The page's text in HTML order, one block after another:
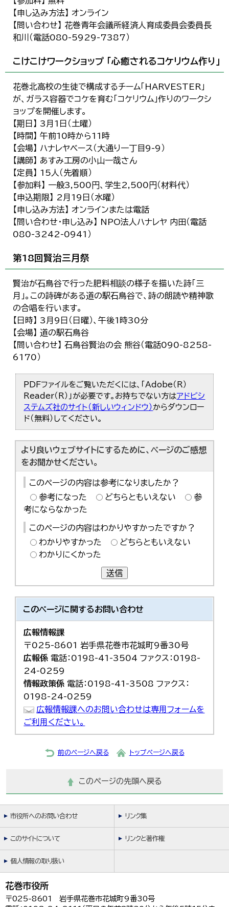
【申し込み方法】 オンライン
【問い合わせ】 花巻青年会議所経済人育成委員会委員長
和川（電話080-5929-7387）
こけこけワークショップ 「心癒されるコケリウム作り」
花巻北高校の生徒で構成するチーム「HARVESTER」
が、ガラス容器でコケを育む「コケリウム」作りのワークシ
ョップを開催します。
【期日】 3月1日（土曜）
【時間】 午前10時から11時
【会場】 ハナレヤベース（大通り一丁目9-9）
【講師】 あすみ工房の小山一哉さん
【定員】 15人（先着順）
【参加料】 一般3,500円、学生2,500円（材料代）
【申込期限】 2月19日（水曜）
【申し込み方法】 オンラインまたは電話
【問い合わせ・申し込み】 NPO法人ハナレヤ 内田（電話
080-3242-0941）
第18回賢治三月祭
賢治が石鳥谷で行った肥料相談の様子を描いた詩「三
月」。この詩碑がある道の駅石鳥谷で、詩の朗読や精神歌
の合唱を行います。
【日時】 3月9日（日曜）、午後1時30分
【会場】 道の駅石鳥谷
【問い合わせ】 石鳥谷賢治の会 熊谷（電話090-8258-
6170）
PDFファイルをご覧いただくには、「Adobe（R）
Reader（R）」が必要です。お持ちでない方はアドビシ
ステムズ社のサイト（新しいウィンドウ） からダウンロー
ド（無料）してください。
より良いウェブサイトにするために、ページのご感想
をお聞かせください。
このページの内容は参考になりましたか？
参考になった
どちらともいえない
参
考にならなかった
このページの内容はわかりやすかったですか？
わかりやすかった
どちらともいえない
わかりにくかった
送信
このページに関するお問い合わせ
広報情報課
〒025-8601 岩手県花巻市花城町9番30号
広報係電話：0198-41-3504 ファクス：0198-
24-0259
情報政策係 電話：0198-41-3508 ファクス：
0198-24-0259
広報情報課へのお問い合わせは専用フォームを
ご利用ください。
前のページへ戻る トップページへ戻る
このページの先頭へ戻る
市役所へのお問い合わせ リンク集
このサイトについて リンクと著作権
個人情報の取り扱い
花巻市役所
〒025-8601 岩手県花巻市花城町9番30号